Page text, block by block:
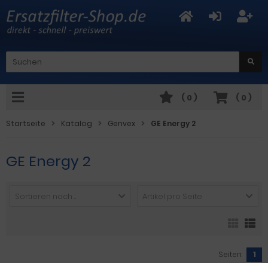
( 0 )
( 0 )
Startseite Katalog Genvex GE Energy 2
GE Energy 2
Sortieren nach ... Artikel pro Seite
Seiten: 1